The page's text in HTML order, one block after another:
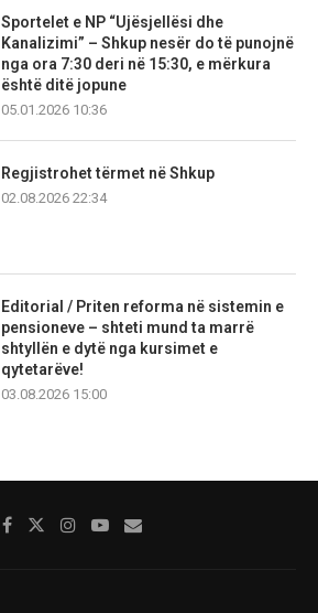
Sportelet e NP “Ujësjellësi dhe
Kanalizimi” – Shkup nesër do të punojnë
nga ora 7:30 deri në 15:30, e mërkura
është ditë jopune
05.01.2026 10:36
Regjistrohet tërmet në Shkup
02.08.2026 22:34
Editorial / Priten reforma në sistemin e
pensioneve – shteti mund ta marrë
shtyllën e dytë nga kursimet e
qytetarëve!
03.08.2026 15:00